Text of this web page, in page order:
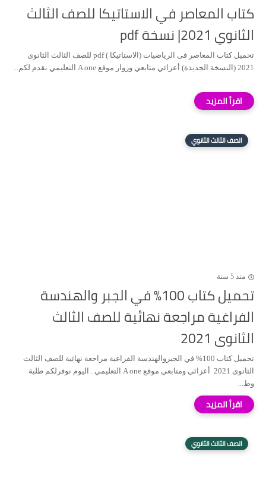
كتاب المعاصر في الاستاتيكا للصف الثالث
الثانوي 2021| نسخة pdf
تحميل كتاب المعاصر فى الرياضيات (الاستاتيكا ) pdf للصف الثالث الثانوى
2021 (النسخة الجديدة) أعزائي متابعي وزوار موقع A one التعليمي نقدم لكم...
الصف الثالث الثانوي
منذ 5 سنة
تحميل كتاب 100% في الجبر والهندسة
الفراغية مراجعة نهائية للصف الثالث
الثانوى 2021
تحميل كتاب 100% في الجبروالهندسة الفراغية مراجعة نهائية للصف الثالث
الثانوى 2021 أعزائي ومتابعي موقع A one التعليمي . اليوم نوفرلكم طلبة
وط...
الصف الثالث الثانوي